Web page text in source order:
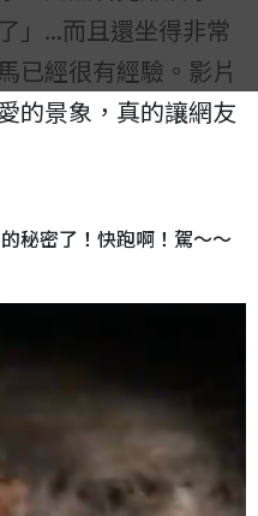
」...而且還坐得非常
已經很有經驗。影片
的景象，真的讓網友
秘密了！快跑啊！駕～～